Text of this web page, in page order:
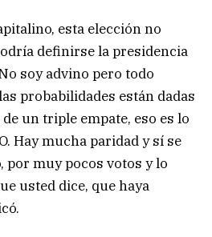
esta elección no
definirse la presidencia
soy advino pero todo
probabilidades están dadas
un triple empate, eso es lo
Hay mucha paridad y sí se
por muy pocos votos y lo
usted dice, que haya